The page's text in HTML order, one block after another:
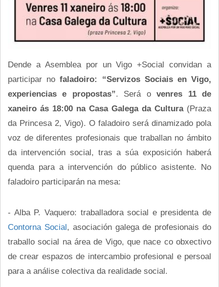
Dende a Asemblea por un Vigo +Social convidan a
participar nofaladoiro: “Servizos Sociais en Vigo,
experiencias e propostas”. Será ovenres 11 de
xaneiro ás 18:00 na Casa Galega da Cultura(Praza
da Princesa 2, Vigo). O faladoiro será dinamizado pola
voz de diferentes profesionais que traballan no ámbito
da intervención social, tras a súa exposición haberá
quenda para a intervención do público asistente. No
faladoiro participarán na mesa:
- Alba P. Vaquero: traballadora social e presidenta de
Contorna Social, asociación galega de profesionais do
traballo social na área de Vigo, que nace co obxectivo
de crear espazos de intercambio profesional e persoal
para a análise colectiva da realidade social.